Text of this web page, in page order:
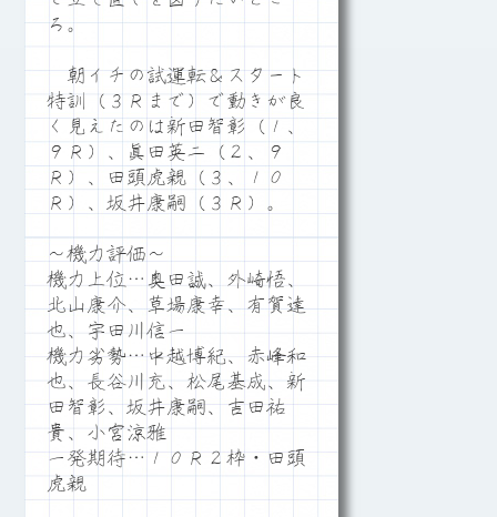
ろ。
朝イチの試運転＆スタート
特訓（３Ｒまで）で動きが良
く見えたのは新田智彰（１、
９Ｒ）、眞田英二（２、９
Ｒ）、田頭虎親（３、１０
Ｒ）、坂井康嗣（３Ｒ）。
～機力評価～
機力上位…奥田誠、外崎悟、
北山康介、草場康幸、有賀達
也、宇田川信一
機力劣勢…中越博紀、赤峰和
也、長谷川充、松尾基成、新
田智彰、坂井康嗣、吉田祐
貴、小宮涼雅
一発期待…１０Ｒ２枠・田頭
虎親